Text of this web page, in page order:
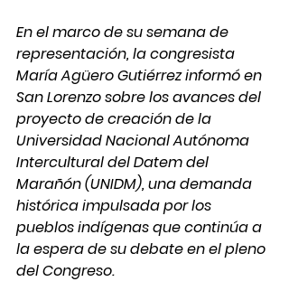
En el marco de su semana de
representación, la congresista
María Agüero Gutiérrez informó en
San Lorenzo sobre los avances del
proyecto de creación de la
Universidad Nacional Autónoma
Intercultural del Datem del
Marañón (UNIDM), una demanda
histórica impulsada por los
pueblos indígenas que continúa a
la espera de su debate en el pleno
del Congreso.